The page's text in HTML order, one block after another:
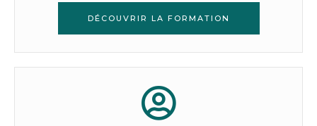
DÉCOUVRIR LA FORMATION